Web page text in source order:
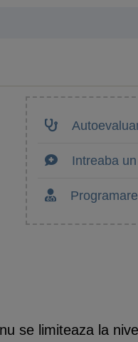
Intreaba
se limiteaza la